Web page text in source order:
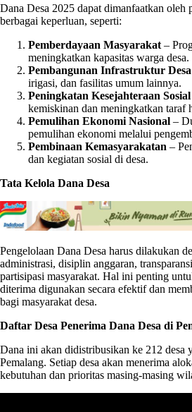
Dana Desa 2025 dapat dimanfaatkan oleh
berbagai keperluan, seperti:
Pemberdayaan Masyarakat –
meningkatkan kapasitas warga desa.
Pembangunan Infrastruktur Desa
irigasi, dan fasilitas umum lainnya.
Peningkatan Kesejahteraan Sosial
kemiskinan dan meningkatkan taraf
Pemulihan Ekonomi Nasional –
pemulihan ekonomi melalui
Pembinaan Kemasyarakatan –
dan kegiatan sosial di desa.
Tata Kelola Dana Desa
Pengelolaan Dana Desa harus dilakukan
administrasi, disiplin anggaran,
partisipasi masyarakat. Hal ini penting
diterima digunakan secara efektif dan
bagi masyarakat desa.
Daftar Desa Penerima Dana Desa di
Dana ini akan didistribusikan ke 212 desa
Pemalang. Setiap desa akan menerima
kebutuhan dan prioritas masing-masing